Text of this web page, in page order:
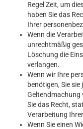
Regel Zeit, um
haben Sie das
Ihrer
Wenn die
unrechtmäßig
Löschung die
verlangen.
Wenn wir Ihre
benötigen, Sie
Geltendmachung
Sie das Recht,
Verarbeitung
Wenn Sie einen